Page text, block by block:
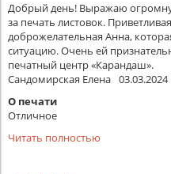
Добрый день! Выражаю
за печать листовок.
доброжелательная Анна,
ситуацию. Очень ей
печатный центр «Карандаш».
Сандомирская Елена 03.03.2024
О печати
Отличное
Читать полностью